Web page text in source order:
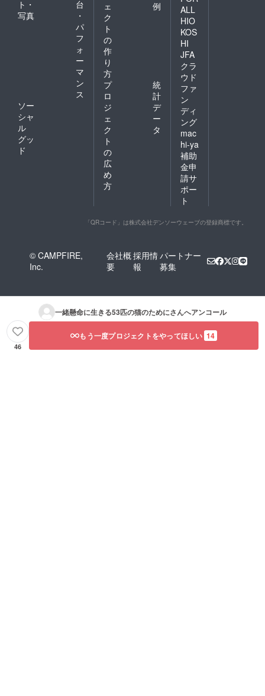
ト・
写真
台
・
パ
フ
ォ
ー
マ
ン
ス
ソー
シャ
ル
グッ
ド
ェ
ク
ト
の
作
り
方
例
プ
ロ
ジ
ェ
ク
ト
の
広
め
方
統
計
デ
ー
タ
ALL
HIO
KOS
HI
JFA
クラ
ウド
ファ
ン
ディ
ング
mac
hi-ya
補助
金申
請サ
ポー
ト
「QRコード」は株式会社デンソーウェーブの登録商標です。
© CAMPFIRE,
Inc.
会社概
要
採用情
報
パートナー
募集
一緒懸命に生きる53匹の猫のためにさんへアンコール
46
もう一度プロジェクトをやってほしい 14